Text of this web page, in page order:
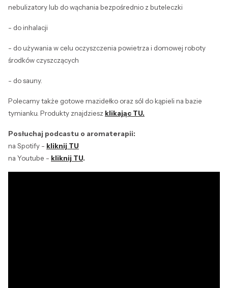
nebulizatory lub do wąchania bezpośrednio z buteleczki
- do inhalacji
- do używania w celu oczyszczenia powietrza i domowej roboty
środków czyszczących
- do sauny.
Polecamy także gotowe mazidełko oraz sól do kąpieli na bazie
tymianku. Produkty znajdziesz klikając TU.
Posłuchaj podcastu o aromaterapii:
na Spotify - kliknij TU
na Youtube - kliknij TU.